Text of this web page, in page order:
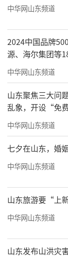
中华网山东频道
2024中国品牌
源、海尔集团等
中华网山东频道
山东聚焦三大问
乱象，开设“免
例70%以上
中华网山东频道
七夕在山东，婚
中华网山东频道
山东旅游要“上
中华网山东频道
山东发布山洪灾